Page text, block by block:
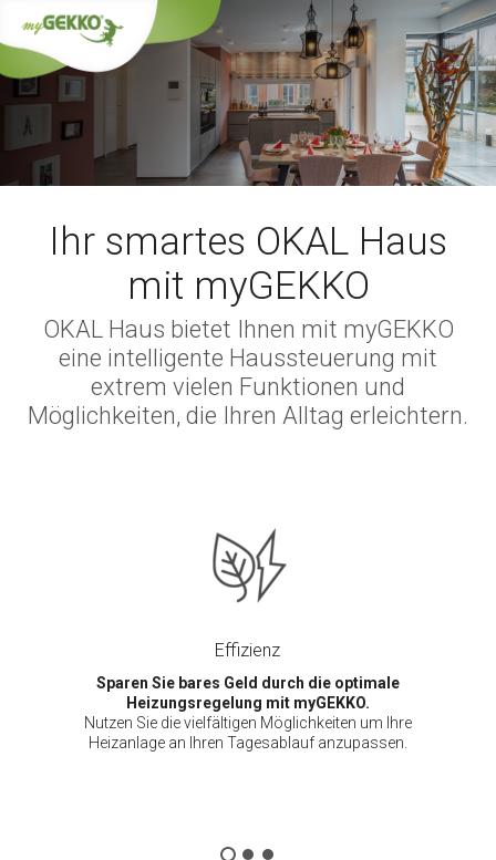
Ihr smartes OKAL Haus
mit myGEKKO
OKAL Haus bietet Ihnen mit myGEKKO
eine intelligente Haussteuerung mit
extrem vielen Funktionen und
Möglichkeiten, die Ihren Alltag erleichtern.
Effizienz
Sparen Sie bares Geld durch die optimale
Heizungsregelung mit myGEKKO.
Nutzen Sie die vielfältigen Möglichkeiten um Ihre
Heizanlage an Ihren Tagesablauf anzupassen.